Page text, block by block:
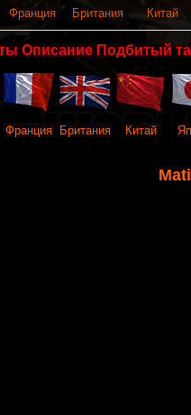
Франция Британия Китай
Описание Подбитый
Франция Британия Китай